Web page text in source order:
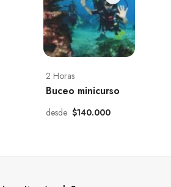
2 Horas
Buceo minicurso
desde $140.000